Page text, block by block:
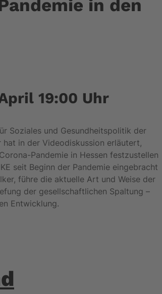
in den
19:00 Uhr
Soziales und Gesundheitspolitik der
hat in der Videodiskussion erläutert,
Pandemie in Hessen festzustellen
seit Beginn der Pandemie eingebracht
führe die aktuelle Art und Weise der
der gesellschaftlichen Spaltung –
Entwicklung.